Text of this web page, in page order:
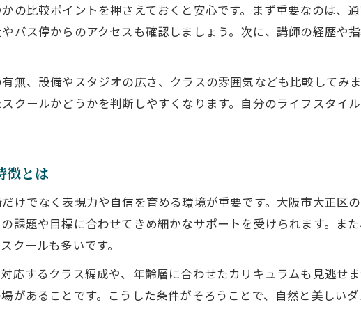
ダンススクールのサポート体制を確認しよう
初心者でも続く環境が整う理由とは
安心して長く通える教室の選び方
講師と生徒の距離が近いダンススクール
大阪大正区で理想のダンス環境を探す方法
の比較ポイントを押さえておくと安心です。まず重要なのは、
バス停からのアクセスも確認しましょう。次に、講師の経歴や
無、設備やスタジオの広さ、クラスの雰囲気なども比較してみ
クールかどうかを判断しやすくなります。自分のライフスタイ
徴とは
けでなく表現力や自信を育める環境が重要です。大阪市大正区
課題や目標に合わせてきめ細かなサポートを受けられます。ま
クールも多いです。
応するクラス編成や、年齢層に合わせたカリキュラムも見逃せ
があることです。こうした条件がそろうことで、自然と美しい